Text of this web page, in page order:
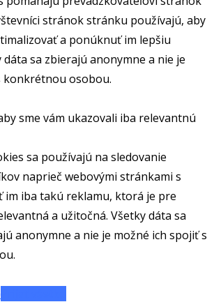
stránok stránku používajú, aby
a ponúknuť im lepšiu
sa zbierajú anonymne a nie je
konkrétnou osobou.
sme vám ukazovali iba relevantnú
sa používajú na sledovanie
naprieč webovými stránkami s
im iba takú reklamu, ktorá je pre
a užitočná. Všetky dáta sa
anonymne a nie je možné ich spojiť s